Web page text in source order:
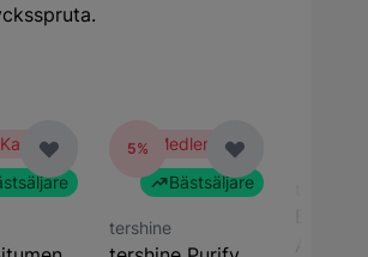
Kampanj
Medlemspris
Bästsäljare
tershine
5%